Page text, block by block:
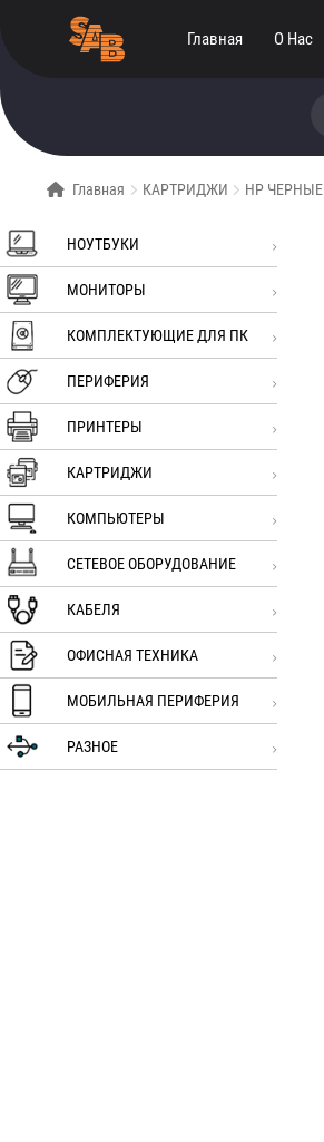
Главная О Нас
Главная КАРТРИДЖИ HP ЧЕРНЫЕ
НОУТБУКИ
МОНИТОРЫ
КОМПЛЕКТУЮЩИЕ ДЛЯ ПК
ПЕРИФЕРИЯ
ПРИНТЕРЫ
КАРТРИДЖИ
КОМПЬЮТЕРЫ
СЕТЕВОЕ ОБОРУДОВАНИЕ
КАБЕЛЯ
ОФИСНАЯ ТЕХНИКА
МОБИЛЬНАЯ ПЕРИФЕРИЯ
РАЗНОЕ